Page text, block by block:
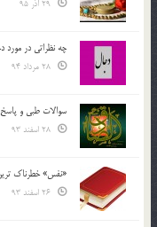
چه نظراتی در مورد
سوالات طبی و
«نفس» خطرناک